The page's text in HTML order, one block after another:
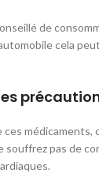
de
cela
médicaments,
souffrez pas de